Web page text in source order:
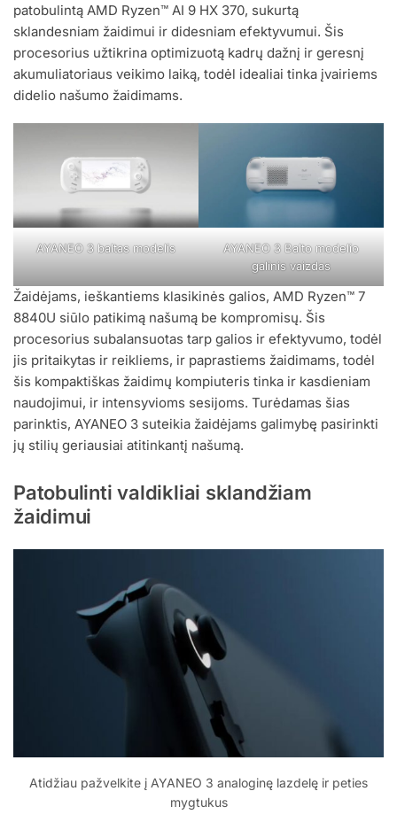
patobulintą AMD Ryzen™ AI 9 HX 370, sukurtą
sklandesniam žaidimui ir didesniam efektyvumui. Šis
procesorius užtikrina optimizuotą kadrų dažnį ir geresnį
akumuliatoriaus veikimo laiką, todėl idealiai tinka įvairiems
didelio našumo žaidimams.
AYANEO 3 baltas modelis
AYANEO 3 Balto modelio
galinis vaizdas
Žaidėjams, ieškantiems klasikinės galios, AMD Ryzen™ 7
8840U siūlo patikimą našumą be kompromisų. Šis
procesorius subalansuotas tarp galios ir efektyvumo, todėl
jis pritaikytas ir reikliems, ir paprastiems žaidimams, todėl
šis kompaktiškas žaidimų kompiuteris tinka ir kasdieniam
naudojimui, ir intensyvioms sesijoms. Turėdamas šias
parinktis, AYANEO 3 suteikia žaidėjams galimybę pasirinkti
jų stilių geriausiai atitinkantį našumą.
Patobulinti valdikliai sklandžiam
žaidimui
Atidžiau pažvelkite į AYANEO 3 analoginę lazdelę ir peties
mygtukus